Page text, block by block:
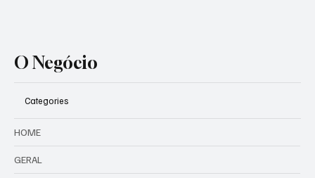
O Negócio
Categories
HOME
GERAL